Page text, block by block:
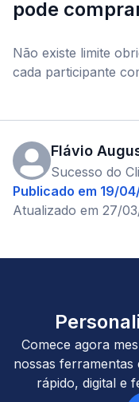
pode
Não existe limite
cada participante
Flávio
Sucesso do
Publicado em 19/
Atualizado em 27/
Comece agora
nossas ferramentas
rápido, digital e